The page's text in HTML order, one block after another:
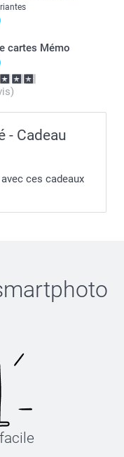
cartes Mémo
- Cadeau
ces cadeaux